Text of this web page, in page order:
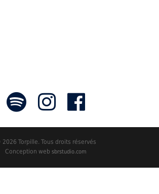
2026 Torpille. Tous droits réservés
Conception web sbrstudio.com